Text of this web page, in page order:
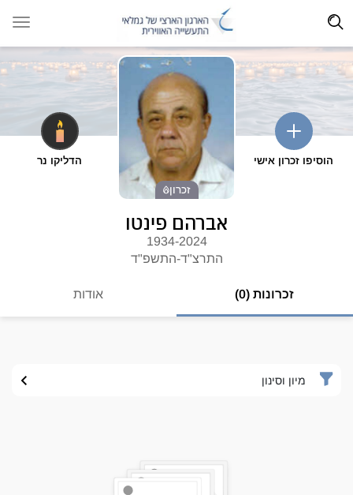
הוסיפו זכרון אישי
זכרון
הדליקו נר
אברהם פינטו
1934-2024
התרצ"ד-התשפ"ד
זכרונות (0) אודות
מיון וסינון